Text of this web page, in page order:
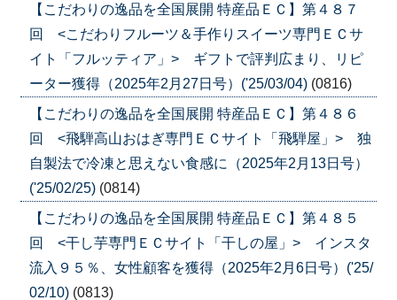
【こだわりの逸品を全国展開 特産品ＥＣ】第４８７
回 <こだわりフルーツ＆手作りスイーツ専門ＥＣサ
イト「フルッティア」> ギフトで評判広まり、リピ
ーター獲得（2025年2月27日号）('25/03/04) (0816)
【こだわりの逸品を全国展開 特産品ＥＣ】第４８６
回 <飛騨高山おはぎ専門ＥＣサイト「飛騨屋」> 独
自製法で冷凍と思えない食感に（2025年2月13日号）
('25/02/25) (0814)
【こだわりの逸品を全国展開 特産品ＥＣ】第４８５
回 <干し芋専門ＥＣサイト「干しの屋」> インスタ
流入９５％、女性顧客を獲得（2025年2月6日号）('25/
02/10) (0813)